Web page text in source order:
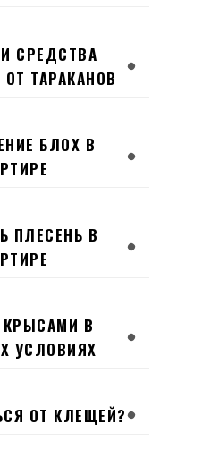
СРЕДСТВА
ТАРАКАНОВ
БЛОХ В
ПЛЕСЕНЬ В
КРЫСАМИ В
УСЛОВИЯХ
ОТ КЛЕЩЕЙ?